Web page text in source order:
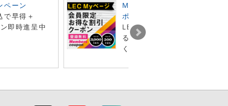
ペーン
早得＋
即時進呈中
Myページ会員限定 お得な割
ポン
LECオンラインショップで利
る2種類の割引クーポンを、
くプレゼント！